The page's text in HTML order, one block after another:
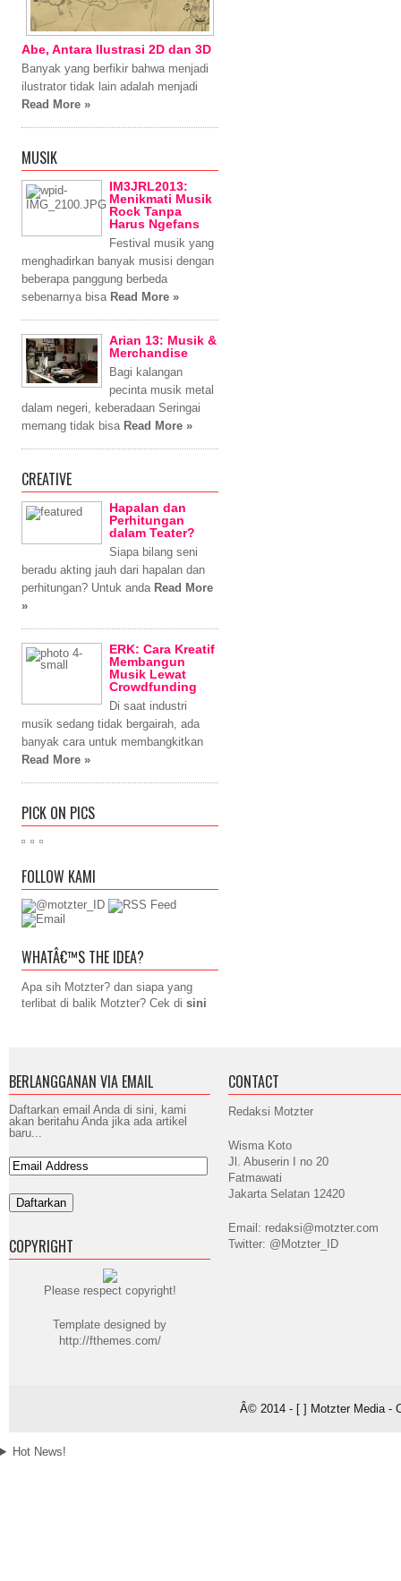
Abe, Antara Ilustrasi 2D dan 3D
Banyak yang berfikir bahwa menjadi
ilustrator tidak lain adalah menjadi
Read More »
MUSIK
IM3JRL2013:
Menikmati Musik
Rock Tanpa
Harus Ngefans
Festival musik yang
menghadirkan banyak musisi dengan
beberapa panggung berbeda
sebenarnya bisa Read More »
Arian 13: Musik &
Merchandise
Bagi kalangan
pecinta musik metal
dalam negeri, keberadaan Seringai
memang tidak bisa Read More »
CREATIVE
Hapalan dan
Perhitungan
dalam Teater?
Siapa bilang seni
beradu akting jauh dari hapalan dan
perhitungan? Untuk anda Read More
»
ERK: Cara Kreatif
Membangun
Musik Lewat
Crowdfunding
Di saat industri
musik sedang tidak bergairah, ada
banyak cara untuk membangkitkan
Read More »
PICK ON PICS
FOLLOW KAMI
WHATÂ€™S THE IDEA?
Apa sih Motzter? dan siapa yang
terlibat di balik Motzter? Cek di sini
BERLANGGANAN VIA EMAIL
Daftarkan email Anda di sini, kami
akan beritahu Anda jika ada artikel
baru...
COPYRIGHT
Please respect copyright!
Template designed by
http://fthemes.com/
CONTACT
Redaksi Motzter
Wisma Koto
Jl. Abuserin I no 20
Fatmawati
Jakarta Selatan 12420
Email: redaksi@motzter.com
Twitter: @Motzter_ID
Â© 2014 - [ ] Motzter Media -
Hot News!